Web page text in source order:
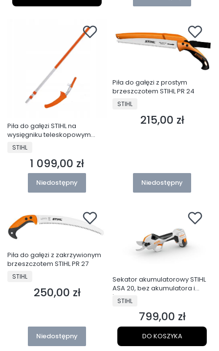
Piła do gałęzi STIHL na
wysięgniku teleskopowym
STIHL PR 40 CT 5m
PRODUCENT
STIHL
Cena
1 099,00 zł
Niedostępny
Piła do gałęzi z prostym
brzeszczotem STIHL PR 24
PRODUCENT
STIHL
Cena
215,00 zł
Niedostępny
Piła do gałęzi z zakrzywionym
brzeszczotem STIHL PR 27
PRODUCENT
STIHL
Cena
250,00 zł
Niedostępny
Sekator akumulatorowy STIHL
ASA 20, bez akumulatora i
ładowarki
PRODUCENT
STIHL
Cena
799,00 zł
DO KOSZYKA